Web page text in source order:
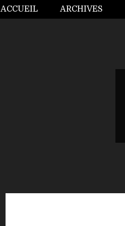
ACCUEIL ARCHIVES